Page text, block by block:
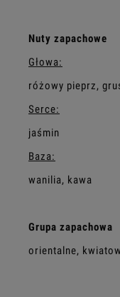
Nuty zapachowe
Głowa:
różowy pieprz,
Serce:
jaśmin
Baza:
wanilia, kawa
Grupa zapachowa
orientalne,